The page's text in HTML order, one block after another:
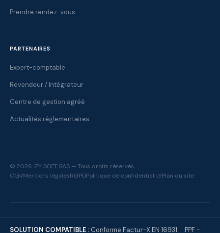
Prendre rendez-vous
PARTENAIRES
Expert-comptable
Revendeur / Intégrateur
Centre de gestion agréé
Actualités réglementaires
© 2026 IZY SOFT SAS — Tous droits réservés
CGVMentions légalesRGPDPolitique de confidentialitéPlan du site
SOLUTION COMPATIBLE : Conforme Factur-X EN 16931 · PPF -